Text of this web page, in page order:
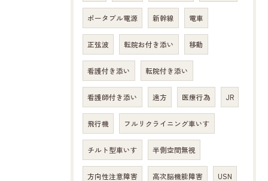
ポータブル電源 新幹線 電車
正弦波 転院お付き添い 移動
看護付き添い 転院付き添い
看護師付き添い 遠方 医療行為 JR
飛行機 フルリクライニング車いす
チルト型車いす 半側空間無視
方向性注意障害 高次脳機能障害 USN